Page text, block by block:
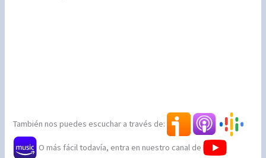
También nos puedes escuchar a través de:
O más fácil todavía, entra en nuestro canal de